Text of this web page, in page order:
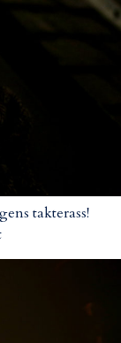
takterass!